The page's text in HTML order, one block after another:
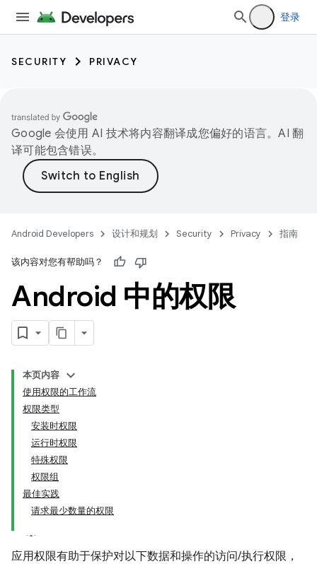
登录
SECURITY PRIVACY
Google 会使用 AI 技术将内容翻译成您偏好的语言。AI 翻
译可能包含错误。
Android Developers 设计和规划 Security Privacy 指南
该内容对您有帮助吗？
Android 中的权限
本页内容
使用权限的工作流
权限类型
安装时权限
运行时权限
特殊权限
权限组
最佳实践
请求最少数量的权限
应用权限有助于保护对以下数据和操作的访问/执行权限，